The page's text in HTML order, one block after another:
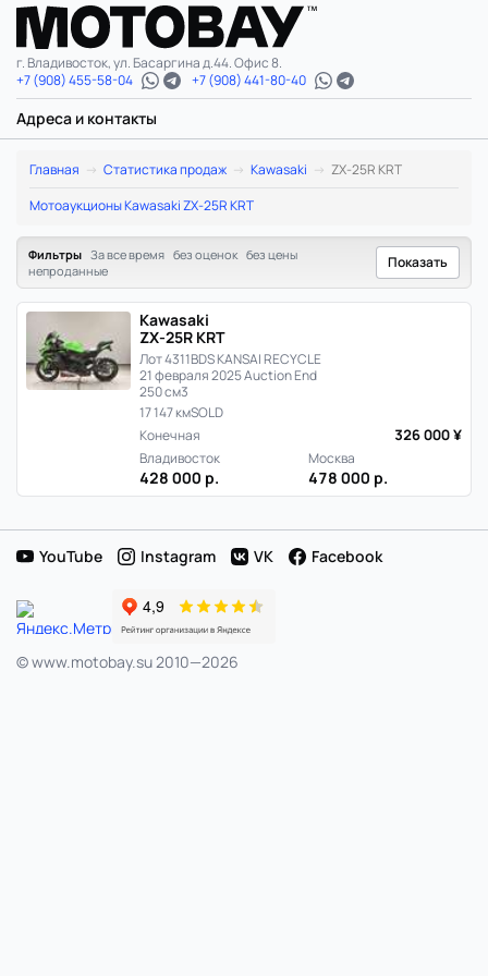
г. Владивосток, ул. Басаргина д.44. Офис 8.
+7 (908) 455-58-04
+7 (908) 441-80-40
Адреса и контакты
Kawasaki
ZX-
25R
KRT:
статистика
цен
продаж
в
Японии
Главная Статистика продаж Kawasaki
ZX-25R KRT
Мотоаукционы Kawasaki ZX-25R KRT
Фильтры За все время без оценок без цены
непроданные
Показать
Kawasaki
ZX-25R KRT
Лот 4311BDS KANSAI RECYCLE
21 февраля 2025 Auction End
250 см3
17 147 кмSOLD
Конечная
326 000 ¥
Владивосток
428 000 р.
Москва
478 000 р.
YouTube Instagram VK Facebook
© www.motobay.su 2010—2026